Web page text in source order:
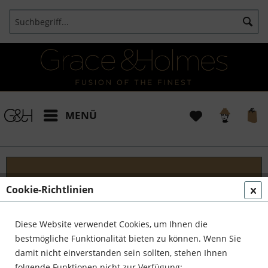
MENÜ
Blog
Reise! Tauche mit uns ein in die faszinierende Welt
der außergewöhnlichen Entdecker, talentierten
Kunsthandwerker und kühnen Unternehmer....
Cookie-Richtlinien
Diese Website verwendet Cookies, um Ihnen die
bestmögliche Funktionalität bieten zu können. Wenn Sie
damit nicht einverstanden sein sollten, stehen Ihnen